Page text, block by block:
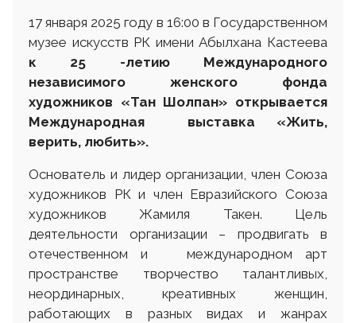
17 января 2025 году в 16:00 в Государственном
музее искусств РК имени Абылхана Кастеева
к 25 -летию Международного
независимого
женского фонда
художников «Тан Шолпан» открывается
Международная выставка
«Жить,
верить, любить».
Основатель и лидер организации, член Союза
художников РК и член Евразийского Союза
художников Жамиля Такен. Цель
деятельности организации – продвигать в
отечественном и международном арт
пространстве творчество талантливых,
неординарных, креативных женщин,
работающих в разных видах и жанрах